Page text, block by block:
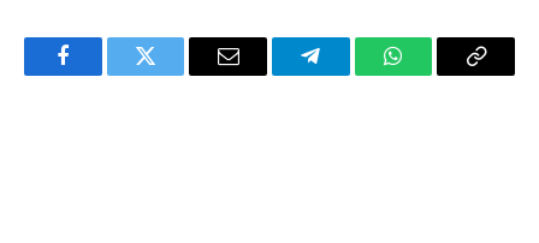
FacebookTwitter Email TelegramWhatsAppCopy